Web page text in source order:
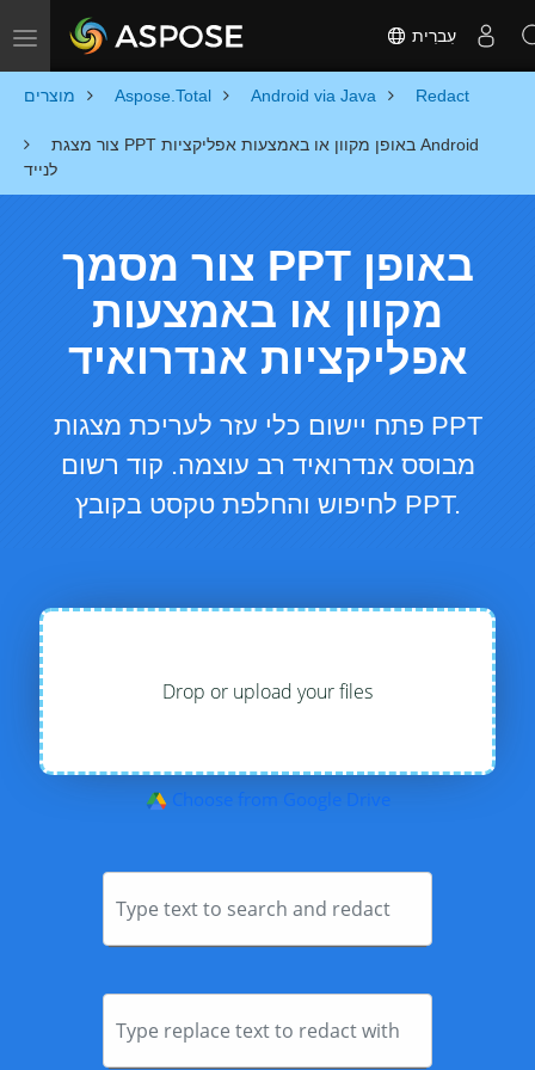
Toggle navigation עִברִית
מוצרים Aspose.Total Android via Java Redact
צור מצגת PPT באופן מקוון או באמצעות אפליקציות Android
לנייד
צור מסמך PPT באופן
מקוון או באמצעות
אפליקציות אנדרואיד
פתח יישום כלי עזר לעריכת מצגות PPT
מבוסס אנדרואיד רב עוצמה. קוד רשום
לחיפוש והחלפת טקסט בקובץ PPT.